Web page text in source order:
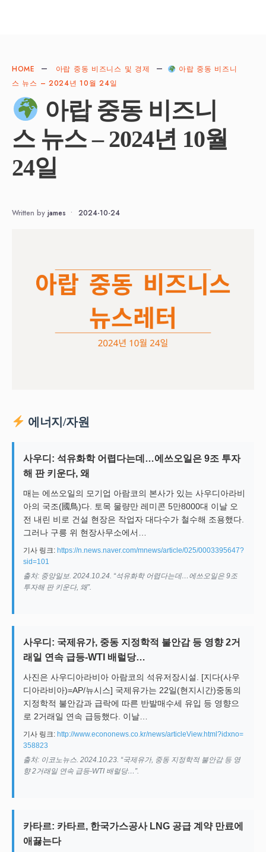
HOME 아랍 중동 비즈니스 및 경제
아랍 중동 비즈니
스 뉴스 – 2024년 10월 24일
아랍 중동 비즈니
스 뉴스 – 2024년 10월
24일
Written by james • 2024-10-24
에너지/자원
사우디: 석유화학 어렵다는데…에쓰오일은 9조 투자
해 판 키운다, 왜
매는 에쓰오일의 모기업 아람코의 본사가 있는 사우디아라비
아의 국조(國鳥)다. 토목 물량만 레미콘 5만8000대 이날 오
전 내린 비로 건설 현장은 작업자 대다수가 철수해 조용했다.
그러나 구릉 위 현장사무소에서…
기사 링크: https://n.news.naver.com/mnews/article/025/0003395647?
sid=101
출처: 중앙일보. 2024.10.24. “석유화학 어렵다는데…에쓰오일은 9조
투자해 판 키운다, 왜”.
사우디: 국제유가, 중동 지정학적 불안감 등 영향 2거
래일 연속 급등-WTI 배럴당…
사진은 사우디아라비아 아람코의 석유저장시설. [지다(사우
디아라비아)=AP/뉴시스] 국제유가는 22일(현지시간)중동의
지정학적 불안감과 급락에 따른 반발매수세 유입 등 영향으
로 2거래일 연속 급등했다. 이날…
기사 링크: http://www.econonews.co.kr/news/articleView.html?idxno=
358823
출처: 이코노뉴스. 2024.10.23. “국제유가, 중동 지정학적 불안감 등 영
향 2거래일 연속 급등-WTI 배럴당…”.
카타르: 카타르, 한국가스공사 LNG 공급 계약 만료에
애끓는다